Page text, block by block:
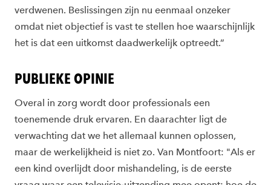
verdwenen. Beslissingen zijn nu eenmaal onzeker
omdat niet objectief is vast te stellen hoe waarschijnlijk
het is dat een uitkomst daadwerkelijk optreedt.”
PUBLIEKE OPINIE
Overal in zorg wordt door professionals een
toenemende druk ervaren. En daarachter ligt de
verwachting dat we het allemaal kunnen oplossen,
maar de werkelijkheid is niet zo. Van Montfoort: "Als er
een kind overlijdt door mishandeling, is de eerste